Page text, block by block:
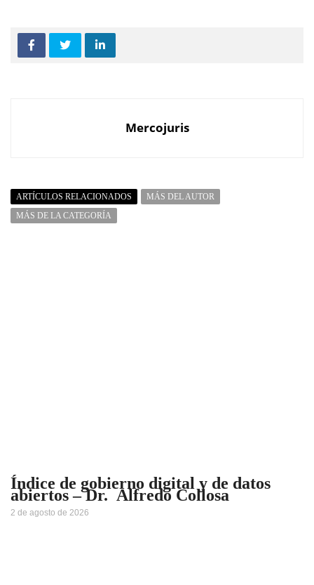
Mercojuris
ARTÍCULOS RELACIONADOS
MÁS DEL AUTOR
MÁS DE LA CATEGORÍA
Índice de gobierno digital y de datos
abiertos – Dr. Alfredo Collosa
2 de agosto de 2026